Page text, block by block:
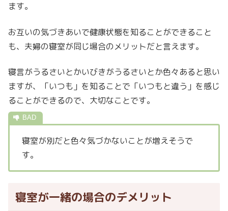
ます。
お互いの気づきあいで健康状態を知ることができること
も、夫婦の寝室が同じ場合のメリットだと言えます。
寝言がうるさいとかいびきがうるさいとか色々あると思い
ますが、「いつも」を知ることで「いつもと違う」を感じ
ることができるので、大切なことです。
寝室が別だと色々気づかないことが増えそうで
す。
寝室が一緒の場合のデメリット